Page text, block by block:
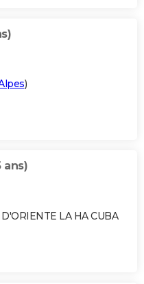
)
ans)
LA HA CUBA